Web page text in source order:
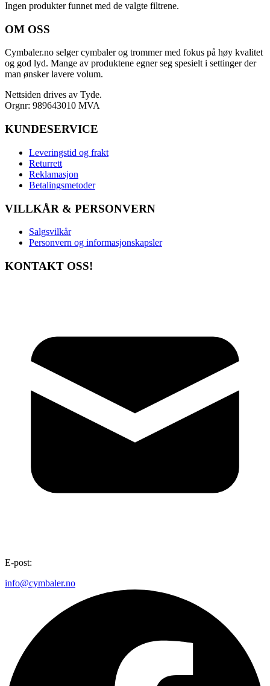
Ingen produkter funnet med de valgte filtrene.
OM OSS
Cymbaler.no selger cymbaler og trommer med fokus på høy kvalitet
og god lyd. Mange av produktene egner seg spesielt i settinger der
man ønsker lavere volum.
Nettsiden drives av Tyde.
Orgnr: 989643010 MVA
KUNDESERVICE
Leveringstid og frakt
Returrett
Reklamasjon
Betalingsmetoder
VILLKÅR & PERSONVERN
Salgsvilkår
Personvern og informasjonskapsler
KONTAKT OSS!
E-post:
info@cymbaler.no